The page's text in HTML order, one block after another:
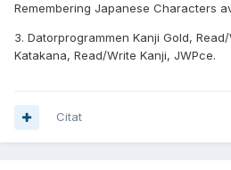
Remembering Japanese Characters
3. Datorprogrammen Kanji Gold,
Katakana, Read/Write Kanji, JWPce.
Citat